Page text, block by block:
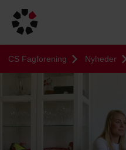
CS Fagforening Nyheder